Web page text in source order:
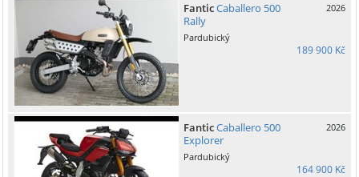
FanticCaballero 500
Rally
2026
Pardubický
189 900 Kč
FanticCaballero 500
Explorer
2026
Pardubický
164 900 Kč